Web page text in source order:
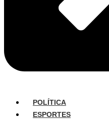
POLÍTICA
ESPORTES